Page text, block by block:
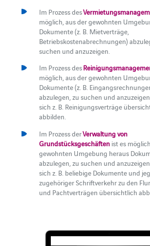
Im Prozess des
möglich, aus der gewohnten
Dokumente (z. B. Mietverträge,
Betriebskostenabrechnungen)
suchen und anzuzeigen.
Im Prozess des
möglich, aus der gewohnten
Dokumente (z. B.
abzulegen, zu suchen und
sich z. B. Reinigungsverträge
abbilden.
Im Prozess derVerwaltung von
Grundstücksgeschäften ist es
gewohnten Umgebung heraus
abzulegen, zu suchen und
sich z. B. beliebige Dokumente und
zugehöriger Schriftverkehr zu den
und Pachtverträgen übersichtlich